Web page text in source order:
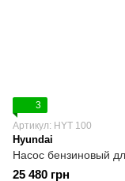
3
Артикул: HYT 100
Hyundai
Насос бензиновый
25 480 грн